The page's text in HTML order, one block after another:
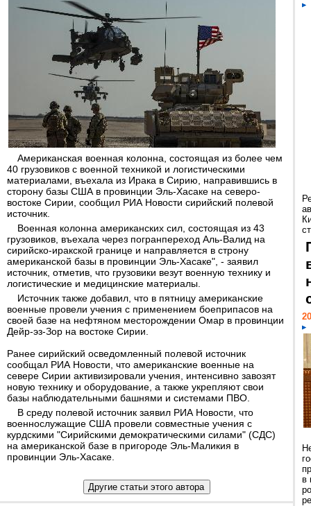
Американская военная колонна, состоящая из более чем
40 грузовиков с военной техникой и логистическими
материалами, въехала из Ирака в Сирию, направившись в
сторону базы США в провинции Эль-Хасаке на северо-
востоке Сирии, сообщил РИА Новости сирийский полевой
источник.
Военная колонна американских сил, состоящая из 43
грузовиков, въехала через погранпереход Аль-Валид на
сирийско-иракской границе и направляется в строну
американской базы в провинции Эль-Хасаке", - заявил
источник, отметив, что грузовики везут военную технику и
логистические и медицинские материалы.
Источник также добавил, что в пятницу американские
военные провели учения с применением боеприпасов на
своей базе на нефтяном месторождении Омар в провинции
Дейр-эз-Зор на востоке Сирии.
Ранее сирийский осведомленный полевой источник
сообщал РИА Новости, что американские военные на
севере Сирии активизировали учения, интенсивно завозят
новую технику и оборудование, а также укрепляют свои
базы наблюдательными башнями и системами ПВО.
В среду полевой источник заявил РИА Новости, что
военнослужащие США провели совместные учения с
курдскими "Сирийскими демократическими силами" (СДС)
на американской базе в пригороде Эль-Маликия в
провинции Эль-Хасаке.
в